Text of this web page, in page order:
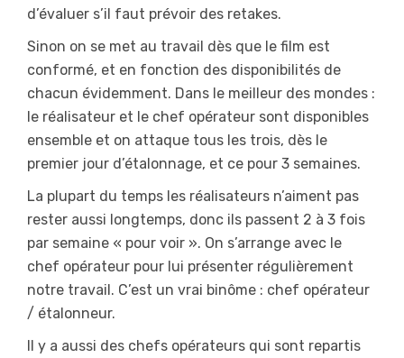
d’évaluer s’il faut prévoir des retakes.
Sinon on se met au travail dès que le film est
conformé, et en fonction des disponibilités de
chacun évidemment. Dans le meilleur des mondes :
le réalisateur et le chef opérateur sont disponibles
ensemble et on attaque tous les trois, dès le
premier jour d’étalonnage, et ce pour 3 semaines.
La plupart du temps les réalisateurs n’aiment pas
rester aussi longtemps, donc ils passent 2 à 3 fois
par semaine « pour voir ». On s’arrange avec le
chef opérateur pour lui présenter régulièrement
notre travail. C’est un vrai binôme : chef opérateur
/ étalonneur.
Il y a aussi des chefs opérateurs qui sont repartis